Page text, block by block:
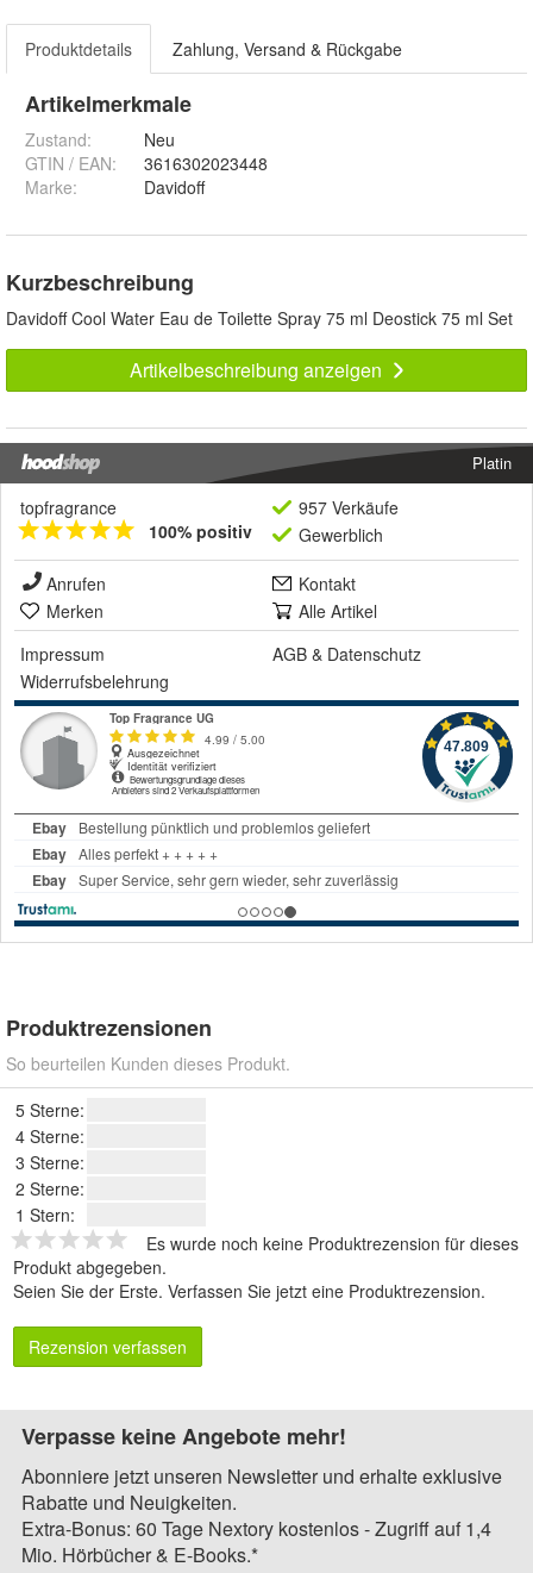
Produktdetails Zahlung, Versand & Rückgabe
Artikelmerkmale
Zustand:
Neu
GTIN / EAN:
3616302023448
Marke:
Davidoff
Kurzbeschreibung
Davidoff Cool Water Eau de Toilette Spray 75 ml Deostick 75 ml Set
Artikelbeschreibung anzeigen
Platin
topfragrance
100% positiv
957 Verkäufe
Gewerblich
Anrufen
Kontakt
Merken
Alle Artikel
Impressum
AGB & Datenschutz
Widerrufsbelehrung
Produktrezensionen
So beurteilen Kunden dieses Produkt.
5 Sterne:
4 Sterne:
3 Sterne:
2 Sterne:
1 Stern:
Es wurde noch keine Produktrezension für dieses
Produkt abgegeben.
Seien Sie der Erste. Verfassen Sie jetzt eine Produktrezension.
Rezension verfassen
Verpasse keine Angebote mehr!
Abonniere jetzt unseren Newsletter und erhalte exklusive
Rabatte und Neuigkeiten.
Extra-Bonus: 60 Tage Nextory kostenlos - Zugriff auf 1,4
Mio. Hörbücher & E-Books.*